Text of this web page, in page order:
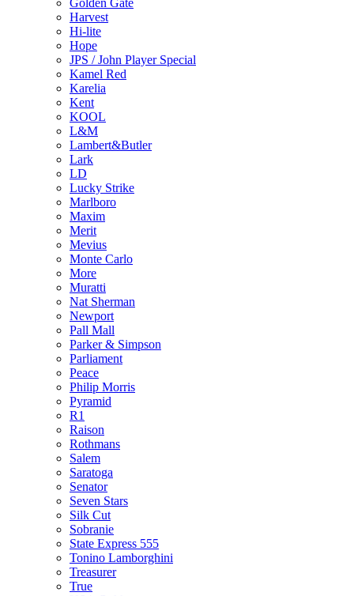
Golden Gate
Harvest
Hi-lite
Hope
JPS / John Player Special
Kamel Red
Karelia
Kent
KOOL
L&M
Lambert&Butler
Lark
LD
Lucky Strike
Marlboro
Maxim
Merit
Mevius
Monte Carlo
More
Muratti
Nat Sherman
Newport
Pall Mall
Parker & Simpson
Parliament
Peace
Philip Morris
Pyramid
R1
Raison
Rothmans
Salem
Saratoga
Senator
Seven Stars
Silk Cut
Sobranie
State Express 555
Tonino Lamborghini
Treasurer
True